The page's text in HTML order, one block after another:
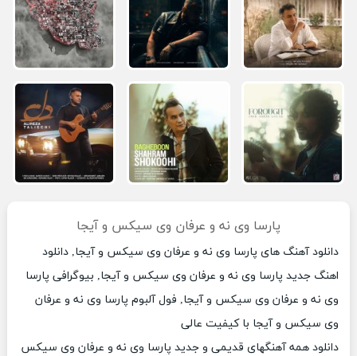
پارسا وی نه و عرفان وی سیکس و آیجا
دانلود آهنگ های پارسا وی نه و عرفان وی سیکس و آیجا, دانلود
اهنگ جدید پارسا وی نه و عرفان وی سیکس و آیجا, بیوگرافی پارسا
وی نه و عرفان وی سیکس و آیجا, فول آلبوم پارسا وی نه و عرفان
وی سیکس و آیجا با کیفیت عالی
دانلود همه آهنگهای قدیمی و جدید پارسا وی نه و عرفان وی سیکس